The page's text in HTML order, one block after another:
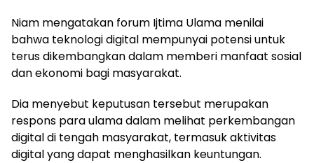
Niam mengatakan forum Ijtima Ulama menilai
bahwa teknologi digital mempunyai potensi untuk
terus dikembangkan dalam memberi manfaat sosial
dan ekonomi bagi masyarakat.
Dia menyebut keputusan tersebut merupakan
respons para ulama dalam melihat perkembangan
digital di tengah masyarakat, termasuk aktivitas
digital yang dapat menghasilkan keuntungan.